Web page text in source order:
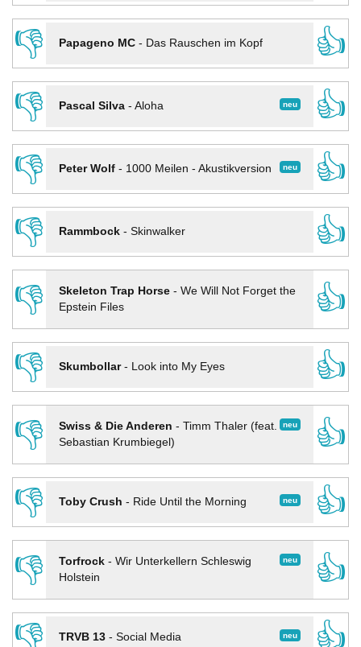
👎
Papageno MC- Das Rauschen im Kopf
👍
👎
neu
Pascal Silva- Aloha
👍
👎
neu
Peter Wolf- 1000 Meilen - Akustikversion
👍
👎
Rammbock- Skinwalker
👍
👎
Skeleton Trap Horse- We Will Not Forget the
Epstein Files
👍
👎
Skumbollar- Look into My Eyes
👍
👎
neu
Swiss & Die Anderen - Timm Thaler (feat.
Sebastian Krumbiegel)
👍
👎
neu
Toby Crush - Ride Until the Morning
👍
👎
neu
Torfrock- Wir Unterkellern Schleswig
Holstein
👍
👎
neu
TRVB 13- Social Media
👍